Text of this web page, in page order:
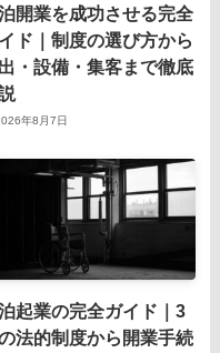
開業を成功させる完全
ド｜制度の選び方から
・設備・集客まで徹底
年8月7日
起業の完全ガイド｜3
法的制度から開業手続